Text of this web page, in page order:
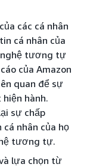
các cá nhân
cá nhân của
nghệ tương tự
của Amazon
quan để sự
hành.
sự chấp
nhân của họ
tương tự.
lựa chọn từ